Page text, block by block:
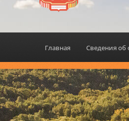
Главная Сведения об